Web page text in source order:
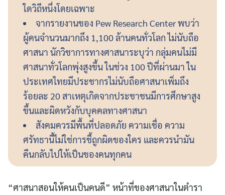
ใดวิถีหนึ่งโดยเฉพาะ
จากรายงานของ Pew Research Center พบว่า
ผู้คนจำนวนมากถึง 1,100 ล้านคนทั่วโลก ไม่นับถือ
ศาสนา นักวิชาการทางศาสนาระบุว่า กลุ่มคนไม่มี
ศาสนาทั่วโลกพุ่งสูงขึ้น ในช่วง 100 ปีที่ผ่านมา ใน
ประเทศไทยมีประชากรไม่นับถือศาสนาเพิ่มถึง
ร้อยละ 20 สาเหตุเกิดจากประชาชนมีการศึกษาสูง
ขึ้นและผิดหวังกับบุคคลทางศาสนา
สังคมควรมีพื้นที่ปลอดภัย ความเชื่อ ความ
ศรัทธานี้ไม่ใช่การชี้ถูกผิดของใคร และควรนำมัน
คืนกลับไปให้เป็นของคนทุกคน
“ศาสนาสอนให้คนเป็นคนดี” หน้าที่ของศาสนาในตำรา